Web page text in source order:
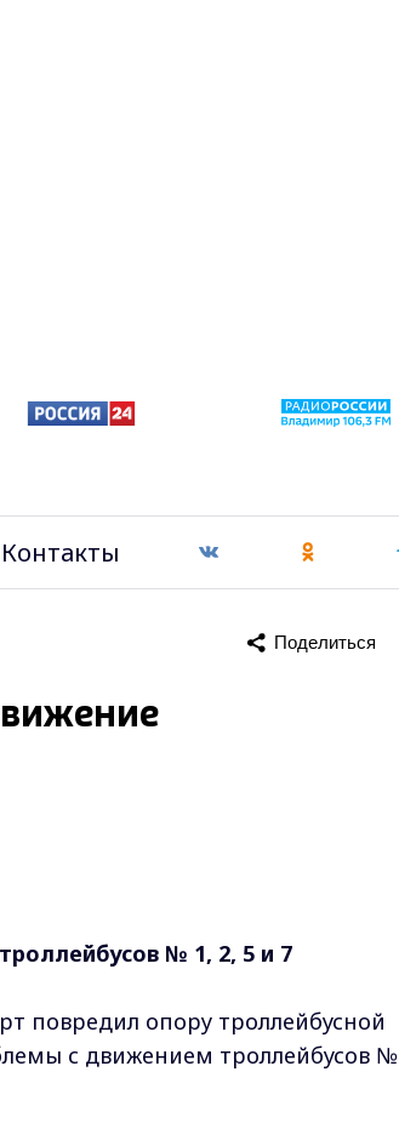
Контакты
Поделиться
№ 1, 2, 5 и 7
повредил опору троллейбусной
с движением троллейбусов №